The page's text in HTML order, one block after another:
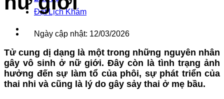
Đặt Lịch Khám
Ngày cập nhật: 12/03/2026
Tử cung dị dạng là một trong những nguyên nhân
gây vô sinh ở nữ giới. Đây còn là tình trạng ảnh
hưởng đến sự làm tổ của phôi, sự phát triển của
thai nhi và cũng là lý do gây sảy thai ở mẹ bầu.